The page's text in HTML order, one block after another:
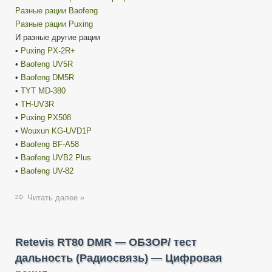
Разные рации Baofeng
Разные рации Puxing
И разные другие рации
• Puxing PX-2R+
• Baofeng UV5R
• Baofeng DM5R
• TYT MD-380
• TH-UV3R
• Puxing PX508
• Wouxun KG-UVD1P
• Baofeng BF-A58
• Baofeng UVB2 Plus
• Baofeng UV-82
Читать далее »
Retevis RT80 DMR — ОБЗОР/ тест
дальность (Радиосвязь) — Цифровая